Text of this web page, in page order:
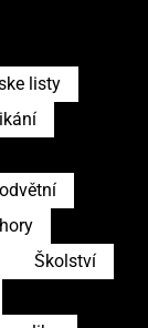
listy
Školství